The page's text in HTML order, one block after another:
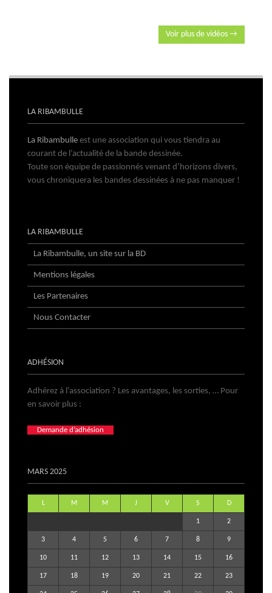
Voir plus de vidéos →
LA RIBAMBULLE
La Ribambulle est une association qui vous tiendra au
courant de l’actualité de la bande dessinée.
Toute son équipe de passionnés venant d’horizons divers,
vous chroniquera les bandes dessinées à ne pas manquer !
LA RIBAMBULLE
La Ribambulle, un site sur la BD
Mentions légales
Les Partenaires
Nous Contacter
ADHÉSION
Adhérez à l’association ? Les avantages, les sorties, … Pour
en savoir plus :
Demande d’adhésion
MARS 2025
L M M J V S D
1 2
3 4 5 6 7 8 9
10 11 12 13 14 15 16
17 18 19 20 21 22 23